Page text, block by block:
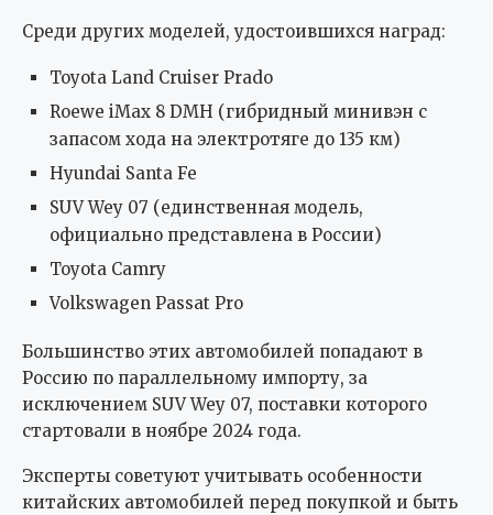
Среди других моделей, удостоившихся наград:
Toyota Land Cruiser Prado
Roewe iMax 8 DMH (гибридный минивэн с
запасом хода на электротяге до 135 км)
Hyundai Santa Fe
SUV Wey 07 (единственная модель,
официально представлена в России)
Toyota Camry
Volkswagen Passat Pro
Большинство этих автомобилей попадают в
Россию по параллельному импорту, за
исключением SUV Wey 07, поставки которого
стартовали в ноябре 2024 года.
Эксперты советуют учитывать особенности
китайских автомобилей перед покупкой и быть